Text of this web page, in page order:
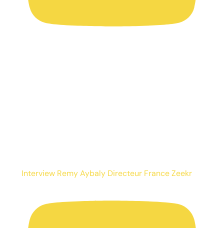
Interview Remy Aybaly Directeur France Zeekr